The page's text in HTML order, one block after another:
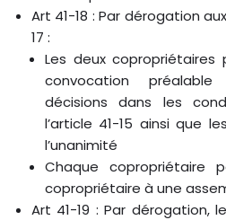
Art 41-18 : Par dérogation
17 :
Les deux copropriétaires
convocation
décisions dans les
l’article 41-15 ainsi que
l’unanimité
Chaque copropriétaire
copropriétaire à une
Art 41-19 : Par dérogation,